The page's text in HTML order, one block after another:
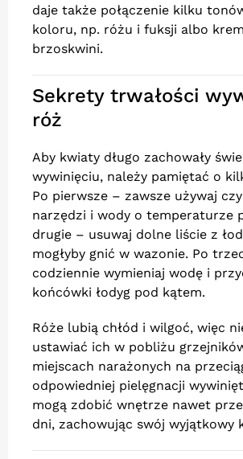
daje także połączenie kilku
koloru, np. różu i fuksji albo
brzoskwini.
Sekrety trwałości
róż
Aby kwiaty długo zachowały
wywinięciu, należy pamiętać o
Po pierwsze – zawsze używaj
narzędzi i wody o temperaturze
drugie – usuwaj dolne liście z
mogłyby gnić w wazonie. Po
codziennie wymieniaj wodę i
końcówki łodyg pod kątem.
Róże lubią chłód i wilgoć, więc
ustawiać ich w pobliżu
miejscach narażonych na
odpowiedniej pielęgnacji
mogą zdobić wnętrze nawet
dni, zachowując swój wyjątkowy